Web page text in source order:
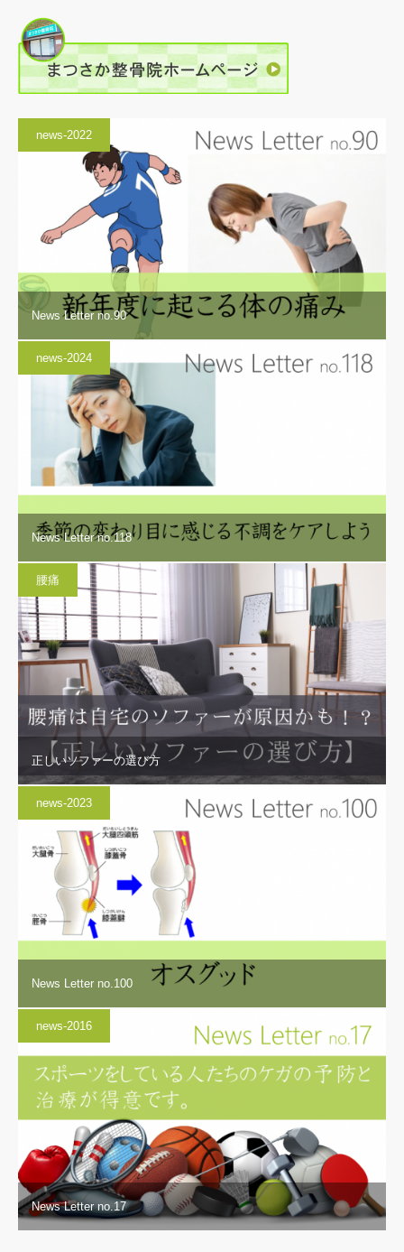
news-2022
News Letter no.90
news-2024
News Letter no.118
腰痛
正しいソファーの選び方
news-2023
News Letter no.100
news-2016
News Letter no.17